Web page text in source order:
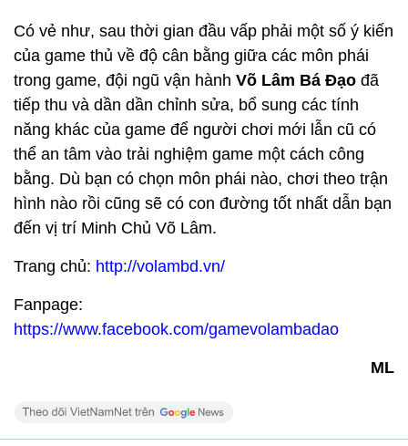
Có vẻ như, sau thời gian đầu vấp phải một số ý kiến
của game thủ về độ cân bằng giữa các môn phái
trong game, đội ngũ vận hành Võ Lâm Bá Đạo đã
tiếp thu và dần dần chỉnh sửa, bổ sung các tính
năng khác của game để người chơi mới lẫn cũ có
thể an tâm vào trải nghiệm game một cách công
bằng. Dù bạn có chọn môn phái nào, chơi theo trận
hình nào rồi cũng sẽ có con đường tốt nhất dẫn bạn
đến vị trí Minh Chủ Võ Lâm.
Trang chủ: http://volambd.vn/
Fanpage:
https://www.facebook.com/gamevolambadao
ML